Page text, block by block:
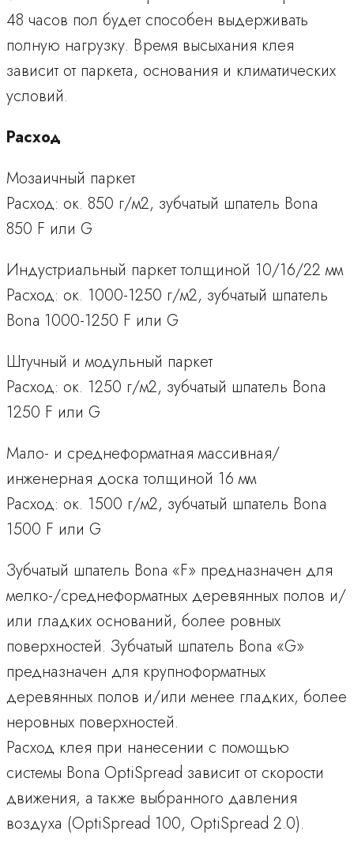
48 часов пол будет способен выдерживать
полную нагрузку. Время высыхания клея
зависит от паркета, основания и климатических
условий.
Расход
Мозаичный паркет
Расход: ок. 850 г/м2, зубчатый шпатель Bona
850 F или G
Индустриальный паркет толщиной 10/16/22 мм
Расход: ок. 1000-1250 г/м2, зубчатый шпатель
Bona 1000-1250 F или G
Штучный и модульный паркет
Расход: ок. 1250 г/м2, зубчатый шпатель Bona
1250 F или G
Мало- и среднеформатная массивная/
инженерная доска толщиной 16 мм
Расход: ок. 1500 г/м2, зубчатый шпатель Bona
1500 F или G
Зубчатый шпатель Bona «F» предназначен для
мелко-/среднеформатных деревянных полов и/
или гладких оснований, более ровных
поверхностей. Зубчатый шпатель Bona «G»
предназначен для крупноформатных
деревянных полов и/или менее гладких, более
неровных поверхностей.
Расход клея при нанесении с помощью
системы Bona OptiSpread зависит от скорости
движения, а также выбранного давления
воздуха (OptiSpread 100, OptiSpread 2.0).